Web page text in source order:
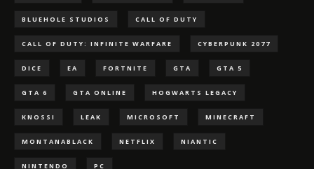
BLUEHOLE STUDIOS CALL OF DUTY
CALL OF DUTY: INFINITE WARFARE CYBERPUNK 2077
DICE EA FORTNITE GTA GTA 5
GTA 6 GTA ONLINE HOGWARTS LEGACY
KNOSSI LEAK MICROSOFT MINECRAFT
MONTANABLACK NETFLIX NIANTIC
NINTENDO PC